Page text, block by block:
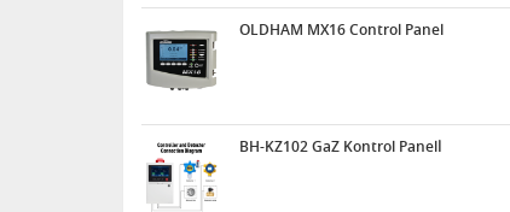
OLDHAM MX16 Control Panel
BH-KZ102 GaZ Kontrol Panelİ